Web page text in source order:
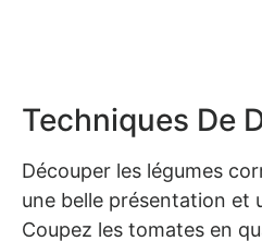
Techniques De
Découper les légumes
une belle présentation et
Coupez les tomates en